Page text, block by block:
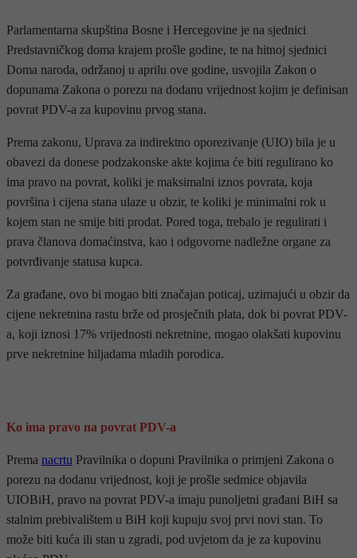
Parlamentarna skupština Bosne i Hercegovine je na sjednici
Predstavničkog doma krajem prošle godine, te na hitnoj sjednici
Doma naroda, održanoj u aprilu ove godine, usvojila Zakon o
dopunama Zakona o porezu na dodanu vrijednost kojim je definisan
povrat PDV-a za kupovinu prvog stana.
Prema zakonu, Uprava za indirektno oporezivanje (UIO) bila je u
obavezi da donese podzakonske akte kojima će biti regulirano ko
ima pravo na povrat, koliki je maksimalni iznos povrata, koja
površina i cijena stana ulaze u obzir, te koliki je minimalni rok u
kojem stan ne smije biti prodat. Pored toga, trebalo je regulirati i
prava članova domaćinstva, kao i odgovorne nadležne organe za
potvrđivanje statusa kupca.
Za građane, ovo bi mogao biti značajan poticaj, uzimajući u obzir da
cijene nekretnina rastu brže od prosječnih plata, dok bi povrat PDV-
a, koji iznosi 17% vrijednosti nekretnine, mogao olakšati kupovinu
prve nekretnine hiljadama mladih porodica.
Ko ima pravo na povrat PDV-a
Prema nacrtu Pravilnika o dopuni Pravilnika o primjeni Zakona o
porezu na dodanu vrijednost, koji je prošle sedmice objavila
UIOBiH, pravo na povrat PDV-a imaju punoljetni građani BiH sa
stalnim prebivalištem u BiH koji kupuju svoj prvi novi stan. To
može biti kuća ili stan u zgradi, pod uvjetom da je za kupovinu